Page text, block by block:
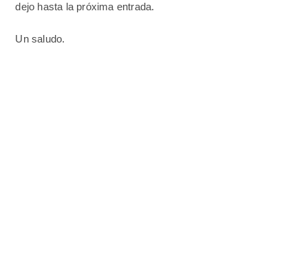
dejo hasta la próxima entrada.
Un saludo.